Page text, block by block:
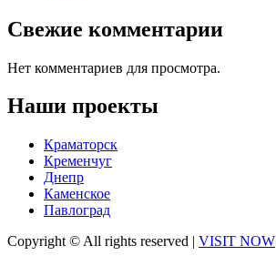
Свежие комментарии
Нет комментариев для просмотра.
Наши проекты
Краматорск
Кременчуг
Днепр
Каменское
Павлоград
Copyright © All rights reserved | VISIT NOW